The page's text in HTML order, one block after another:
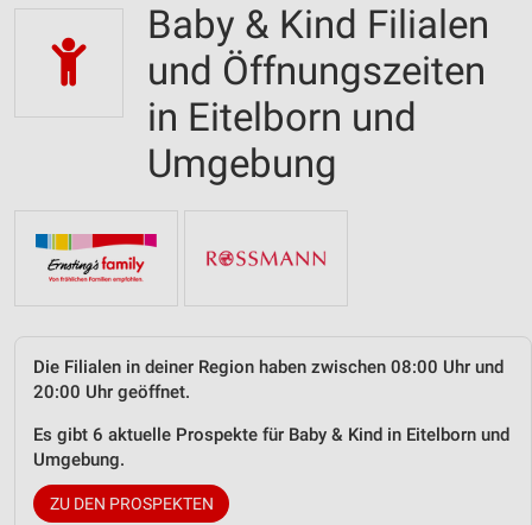
Baby & Kind Filialen
und Öffnungszeiten
in Eitelborn und
Umgebung
Die Filialen in deiner Region haben zwischen 08:00 Uhr und
20:00 Uhr geöffnet.
Es gibt 6 aktuelle Prospekte für Baby & Kind in Eitelborn und
Umgebung.
ZU DEN PROSPEKTEN